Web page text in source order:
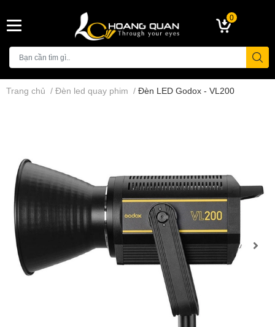
0
Trang chủ / Đèn led quay phim / Đèn LED Godox - VL200